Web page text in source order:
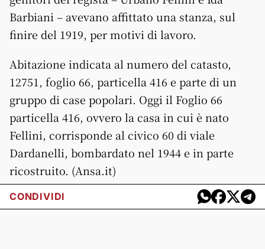
Barbiani – avevano affittato una stanza, sul
finire del 1919, per motivi di lavoro.
Abitazione indicata al numero del catasto,
12751, foglio 66, particella 416 e parte di un
gruppo di case popolari. Oggi il Foglio 66
particella 416, ovvero la casa in cui è nato
Fellini, corrisponde al civico 60 di viale
Dardanelli, bombardato nel 1944 e in parte
ricostruito. (Ansa.it)
CONDIVIDI